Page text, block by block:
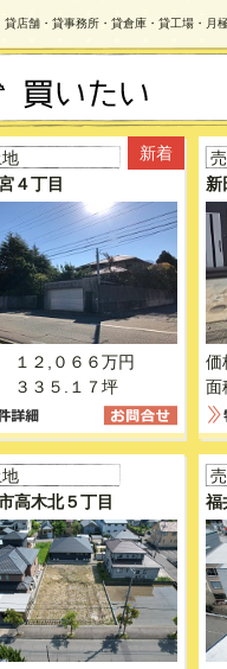
店舗・貸事務所・貸倉庫・貸工場・
新着
４丁目
１２,０６６万円
３３５.１７坪
新
価
面
高木北５丁目
福